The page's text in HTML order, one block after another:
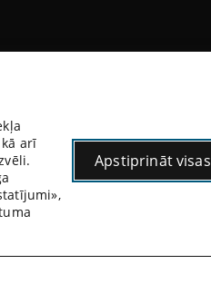
arī
Apstiprināt visas
Valdemāra iela 8 – 4 (2. stāvs)
Rīga LV-1010 LATVIJA
Valdemāra iela 8 – 4 (2. stāvs)
Rīga LV-1010 LATVIJA